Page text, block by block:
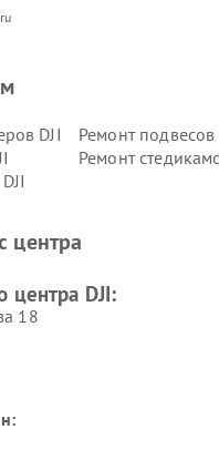
DJI
Ремонт подвесов
Ремонт
центра
центра DJI:
18